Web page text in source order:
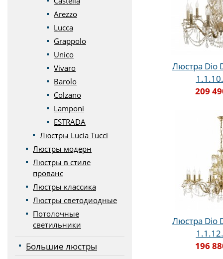
Arezzo
Lucca
Grappolo
Unico
Vivaro
Barolo
Colzano
Lamponi
ESTRADA
Люстры Lucia Tucci
Люстры модерн
Люстры в стиле
прованс
Люстры классика
Люстры светодиодные
Потолочные
светильники
Большие люстры
Люстра Dio
209
Люстра Dio
196